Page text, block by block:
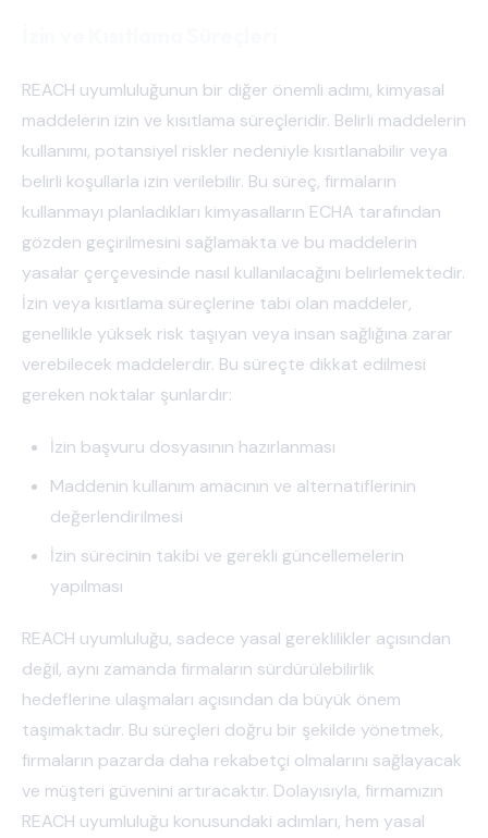
REACH uyumluluğunun bir diğer önemli adımı, kimyasal
maddelerin izin ve kısıtlama süreçleridir. Belirli maddelerin
kullanımı, potansiyel riskler nedeniyle kısıtlanabilir veya
belirli koşullarla izin verilebilir. Bu süreç, firmaların
kullanmayı planladıkları kimyasalların ECHA tarafından
gözden geçirilmesini sağlamakta ve bu maddelerin
yasalar çerçevesinde nasıl kullanılacağını belirlemektedir.
İzin veya kısıtlama süreçlerine tabi olan maddeler,
genellikle yüksek risk taşıyan veya insan sağlığına zarar
verebilecek maddelerdir. Bu süreçte dikkat edilmesi
gereken noktalar şunlardır:
İzin başvuru dosyasının hazırlanması
Maddenin kullanım amacının ve alternatiflerinin
değerlendirilmesi
İzin sürecinin takibi ve gerekli güncellemelerin
yapılması
REACH uyumluluğu, sadece yasal gereklilikler açısından
değil, aynı zamanda firmaların sürdürülebilirlik
hedeflerine ulaşmaları açısından da büyük önem
taşımaktadır. Bu süreçleri doğru bir şekilde yönetmek,
firmaların pazarda daha rekabetçi olmalarını sağlayacak
ve müşteri güvenini artıracaktır. Dolayısıyla, firmamızın
REACH uyumluluğu konusundaki adımları, hem yasal